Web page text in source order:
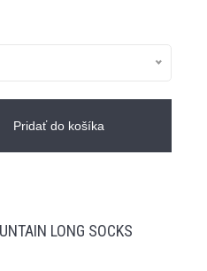
Pridať do košíka
LONG SOCKS